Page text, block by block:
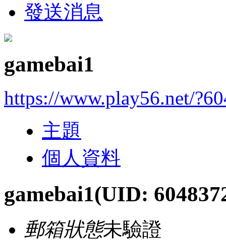
發送消息
gamebai1
https://www.play56.net/
主題
個人資料
gamebai1(UID:
郵箱狀態未驗證